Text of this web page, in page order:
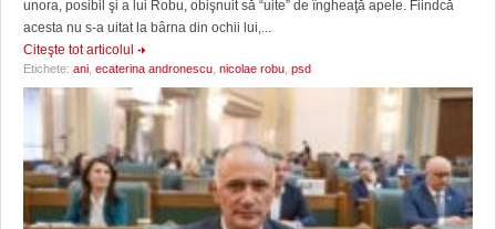
unora, posibil şi a lui Robu, obişnuit să “uite” de îngheaţă apele. Fiindcă
acesta nu s-a uitat la bârna din ochii lui,...
Citeşte tot articolul
Etichete: ani ecaterina andronescu nicolae robu psd